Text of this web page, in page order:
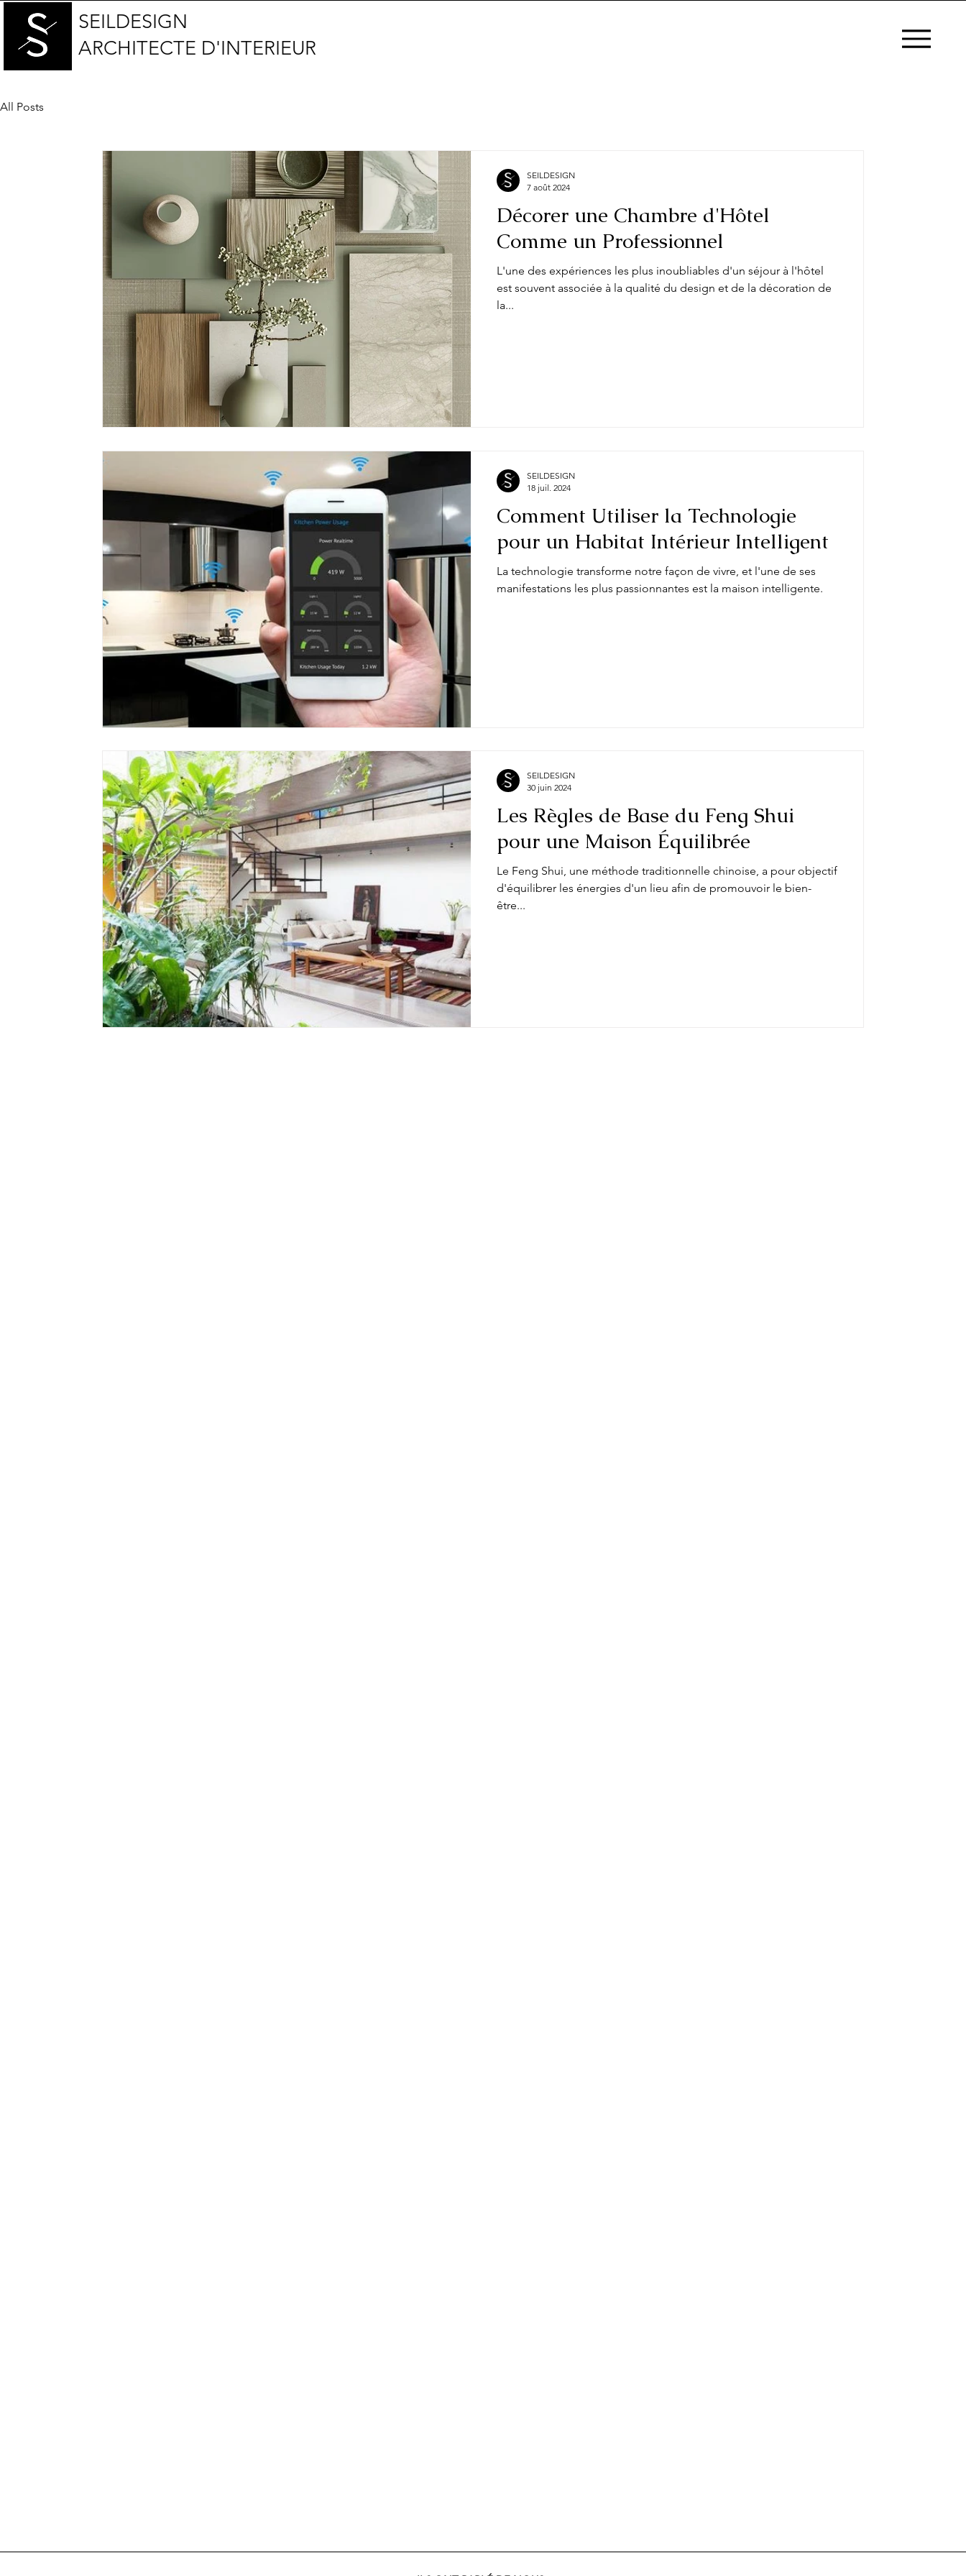
SEILDESIGN
ARCHITECTE D'INTERIEUR
All Posts
Décorer une Chambre d'Hôtel
Comme un Professionnel
L'une des expériences les plus inoubliables d'un séjour à l'hôtel
est souvent associée à la qualité du design et de la décoration de
la...
SEILDESIGN
7 août 2024
Comment Utiliser la Technologie
pour un Habitat Intérieur Intelligent
La technologie transforme notre façon de vivre, et l'une de ses
manifestations les plus passionnantes est la maison intelligente.
SEILDESIGN
18 juil. 2024
Les Règles de Base du Feng Shui
pour une Maison Équilibrée
Le Feng Shui, une méthode traditionnelle chinoise, a pour objectif
d'équilibrer les énergies d'un lieu afin de promouvoir le bien-
être...
SEILDESIGN
30 juin 2024